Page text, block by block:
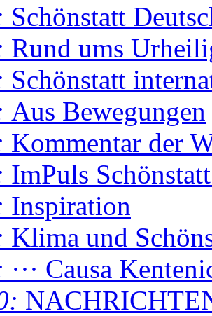
Schönstatt
Rund ums
Schönstatt
Aus Bewegungen
Kommentar der
ImPuls
Inspiration
Klima und
··· Causa